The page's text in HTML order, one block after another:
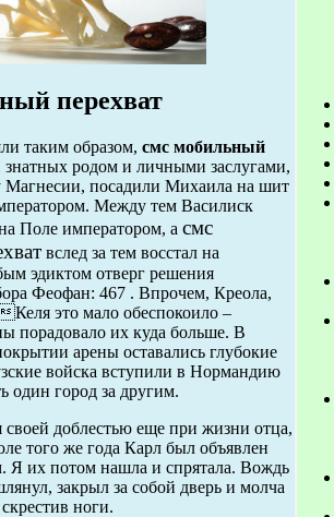
перехват
таким образом, смс мобильный
знатных родом и личными заслугами,
Магнесии, посадили Михаила на шит
Между тем Василиск
Поле императором, а смс
вслед за тем восстал на
эдиктом отверг решения
Феофан: 467 . Впрочем, Креола,
это мало обеспокоило –
порадовало их куда больше. В
арены оставались глубокие
войска вступили в Нормандию
один город за другим.
своей доблестью еще при жизни отца,
того же года Карл был объявлен
Я их потом нашла и спрятала. Вождь
закрыл за собой дверь и молча
ноги.